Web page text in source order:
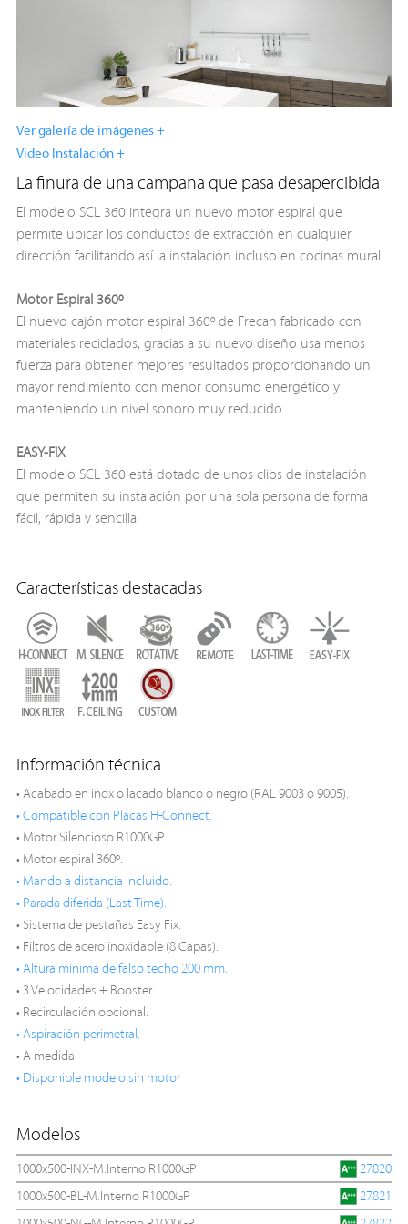
Ver galería de imágenes +
Video Instalación +
La finura de una campana que pasa desapercibida
El modelo SCL 360 integra un nuevo motor espiral que
permite ubicar los conductos de extracción en cualquier
dirección facilitando así la instalación incluso en cocinas mural.
Motor Espiral 360º
El nuevo cajón motor espiral 360º de Frecan fabricado con
materiales reciclados, gracias a su nuevo diseño usa menos
fuerza para obtener mejores resultados proporcionando un
mayor rendimiento con menor consumo energético y
manteniendo un nivel sonoro muy reducido.
EASY-FIX
El modelo SCL 360 está dotado de unos clips de instalación
que permiten su instalación por una sola persona de forma
fácil, rápida y sencilla.
Características destacadas
Información técnica
• Acabado en inox o lacado blanco o negro (RAL 9003 o 9005).
• Compatible con Placas H-Connect.
• Motor Silencioso R1000GP.
• Motor espiral 360º.
• Mando a distancia incluido.
• Parada diferida (Last Time).
• Sistema de pestañas Easy Fix.
• Filtros de acero inoxidable (8 Capas).
• Altura mínima de falso techo 200 mm.
• 3 Velocidades + Booster.
• Recirculación opcional.
• Aspiración perimetral.
• A medida.
• Disponible modelo sin motor
Modelos
1000x500-INX-M.Interno R1000GP
27820
1000x500-BL-M.Interno R1000GP
27821